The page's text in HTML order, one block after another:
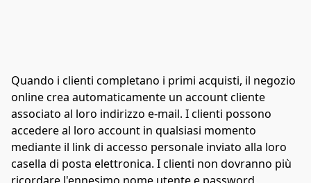
Quando i clienti completano i primi acquisti, il negozio
online crea automaticamente un account cliente
associato al loro indirizzo e-mail. I clienti possono
accedere al loro account in qualsiasi momento
mediante il link di accesso personale inviato alla loro
casella di posta elettronica. I clienti non dovranno più